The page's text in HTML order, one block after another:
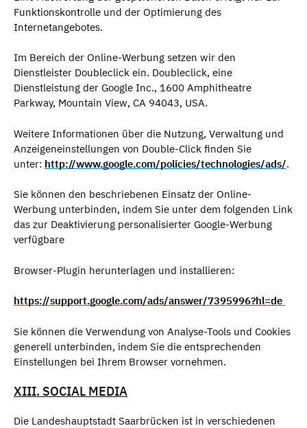
Funktionskontrolle und der Optimierung des
Internetangebotes.
Im Bereich der Online-Werbung setzen wir den
Dienstleister Doubleclick ein. Doubleclick, eine
Dienstleistung der Google Inc., 1600 Amphitheatre
Parkway, Mountain View, CA 94043, USA.
Weitere Informationen über die Nutzung, Verwaltung und
Anzeigeneinstellungen von Double-Click finden Sie
unter: http://www.google.com/policies/technologies/ads/.
Sie können den beschriebenen Einsatz der Online-
Werbung unterbinden, indem Sie unter dem folgenden Link
das zur Deaktivierung personalisierter Google-Werbung
verfügbare
Browser-Plugin herunterlagen und installieren:
https://support.google.com/ads/answer/7395996?hl=de
Sie können die Verwendung von Analyse-Tools und Cookies
generell unterbinden, indem Sie die entsprechenden
Einstellungen bei Ihrem Browser vornehmen.
XIII. SOCIAL MEDIA
Die Landeshauptstadt Saarbrücken ist in verschiedenen